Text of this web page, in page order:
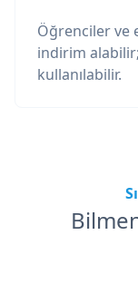
Öğrenciler ve
indirim
kullanılabilir.